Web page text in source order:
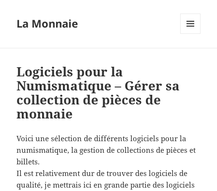
La Monnaie
Logiciels pour la
Numismatique – Gérer sa
collection de pièces de
monnaie
Voici une sélection de différents logiciels pour la
numismatique, la gestion de collections de pièces et
billets.
Il est relativement dur de trouver des logiciels de
qualité, je mettrais ici en grande partie des logiciels